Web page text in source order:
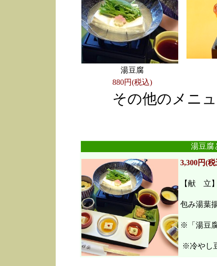
湯豆腐
880円(税込)
その他のメニ
湯豆腐
3,300円(
【献 立
包み湯葉
※「湯豆
※冷やし